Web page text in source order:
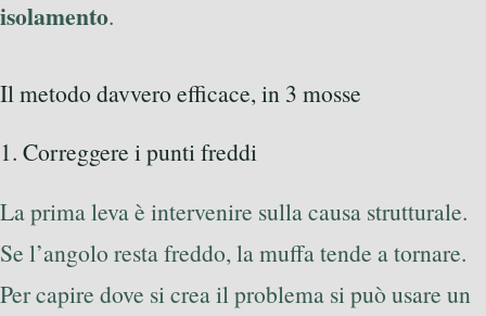
isolamento.
Il metodo davvero efficace, in 3 mosse
1. Correggere i punti freddi
La prima leva è intervenire sulla causa strutturale.
Se l’angolo resta freddo, la muffa tende a tornare.
Per capire dove si crea il problema si può usare un